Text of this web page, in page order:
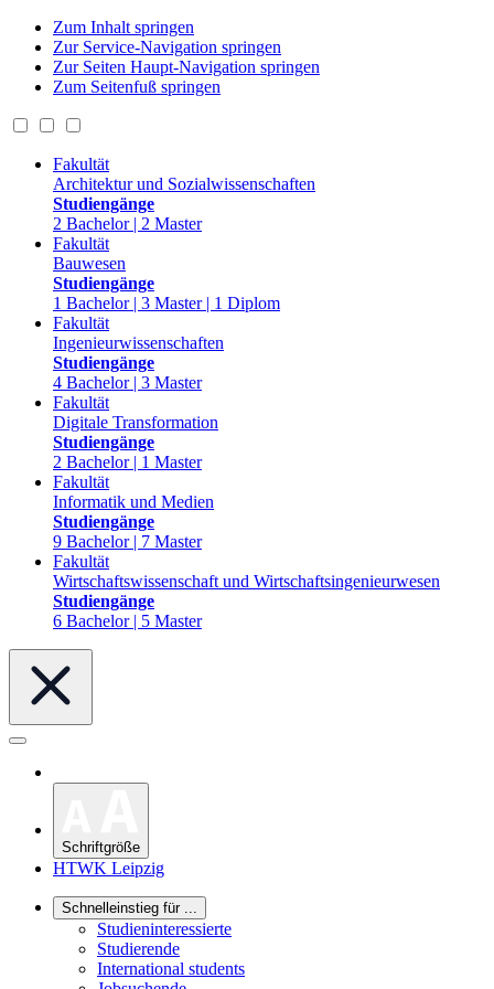
Zum Inhalt springen
Zur Service-Navigation springen
Zur Seiten Haupt-Navigation springen
Zum Seitenfuß springen
Fakultät
Architektur und Sozialwissenschaften
Studiengänge
2 Bachelor | 2 Master
Fakultät
Bauwesen
Studiengänge
1 Bachelor | 3 Master | 1 Diplom
Fakultät
Ingenieurwissenschaften
Studiengänge
4 Bachelor | 3 Master
Fakultät
Digitale Transformation
Studiengänge
2 Bachelor | 1 Master
Fakultät
Informatik und Medien
Studiengänge
9 Bachelor | 7 Master
Fakultät
Wirtschaftswissenschaft und Wirtschaftsingenieurwesen
Studiengänge
6 Bachelor | 5 Master
Schriftgröße
HTWK Leipzig
Schnelleinstieg für ...
Studieninteressierte
Studierende
International students